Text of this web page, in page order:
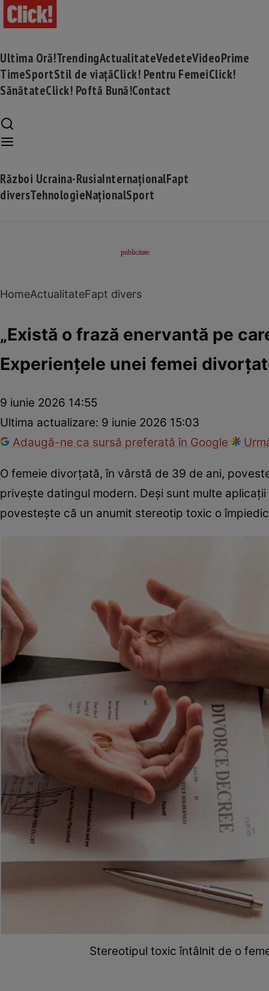
Ultima Oră!TrendingActualitateVedeteVideoPrime
TimeSportStil de viațăClick! Pentru FemeiClick!
SănătateClick! Poftă Bună!Contact
Război Ucraina-RusiaInternaționalFapt
diversTehnologieNaționalSport
HomeActualitateFapt divers
„Există o frază enervantă pe
Experiențele unei femei
9 iunie 2026 14:55
Ultima actualizare: 9 iunie 2026 15:03
Adaugă-ne ca sursă preferată în Google
O femeie divorțată, în vârstă de 39 de ani,
privește datingul modern. Deși sunt multe
povestește că un anumit stereotip toxic o
Stereotipul toxic întâlnit de o